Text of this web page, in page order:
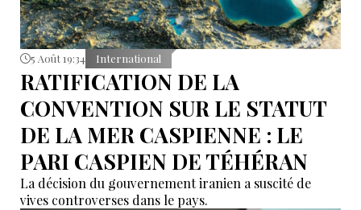
5 Août 19:34 International
RATIFICATION DE LA
CONVENTION SUR LE STATUT
DE LA MER CASPIENNE : LE
PARI CASPIEN DE TÉHÉRAN
La décision du gouvernement iranien a suscité de
vives controverses dans le pays.